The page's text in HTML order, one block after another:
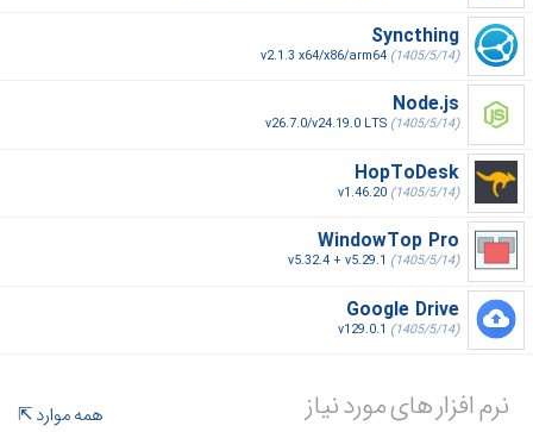
Syncthing
v2.1.3 x64/x86/arm64 (1405/5/14)
Node.js
v26.7.0/v24.19.0 LTS (1405/5/14)
HopToDesk
v1.46.20 (1405/5/14)
WindowTop Pro
v5.32.4 + v5.29.1 (1405/5/14)
Google Drive
v129.0.1 (1405/5/14)
نرم افزار های مورد نیاز
همه موارد